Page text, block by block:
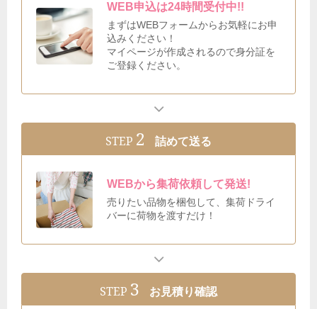
WEB申込は24時間受付中!!
まずはWEBフォームからお気軽にお申
込みください！
マイページが作成されるので身分証を
ご登録ください。
STEP 2 詰めて送る
WEBから集荷依頼して発送!
売りたい品物を梱包して、集荷ドライ
バーに荷物を渡すだけ！
STEP 3 お見積り確認